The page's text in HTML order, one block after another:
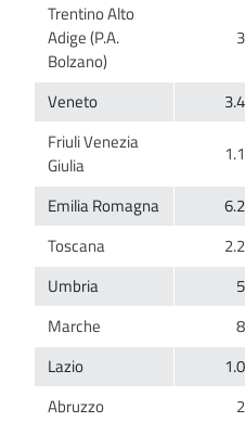
Trentino Alto
Adige (P.A.
Friuli Venezia